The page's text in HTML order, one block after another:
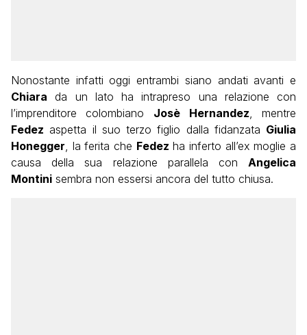
Nonostante infatti oggi entrambi siano andati avanti e
Chiara da un lato ha intrapreso una relazione con
l’imprenditore colombiano Josè Hernandez, mentre
Fedez aspetta il suo terzo figlio dalla fidanzata Giulia
Honegger, la ferita che Fedez ha inferto all’ex moglie a
causa della sua relazione parallela con Angelica
Montini sembra non essersi ancora del tutto chiusa.